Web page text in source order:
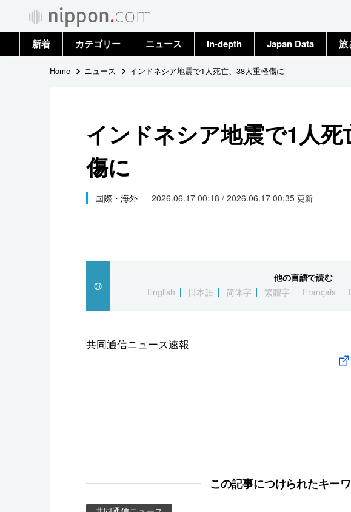
新着 カテゴリー
政治・外交
国際
社会
文化
スポーツ・東京2020
ニュース
トップ
In-depth Japan Data 旅
Home ニュース インドネシア地震で1人死亡、38人重軽傷に
インドネシア地震で1人死
傷に
国際・海外 2026.06.17 00:18 / 2026.06.17 00:35 更新
他の言語で読む
English
日本語 简体字 繁體字 Français
共同通信ニュース速報
この記事につけられたキー